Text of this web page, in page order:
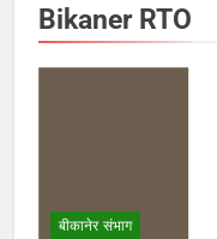
Bikaner RTO
बीकानेर संभाग